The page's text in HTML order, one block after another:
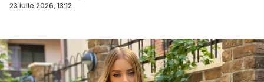
23 iulie 2026, 13:12